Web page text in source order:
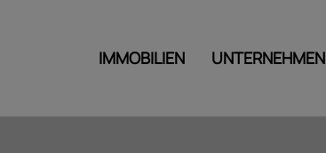
IMMOBILIEN UNTERNEHMEN